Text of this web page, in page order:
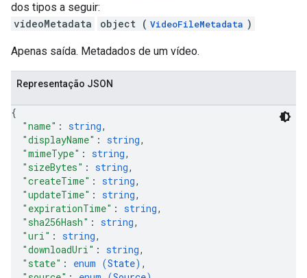
dos tipos a seguir:
videoMetadata
object ( VideoFileMetadata )
Apenas saída. Metadados de um vídeo.
Representação JSON
{
"name" : string,
"displayName" : string,
"mimeType" : string,
"sizeBytes" : string,
"createTime" : string,
"updateTime" : string,
"expirationTime" : string,
"sha256Hash" : string,
"uri" : string,
"downloadUri" : string,
"state" : enum (State) ,